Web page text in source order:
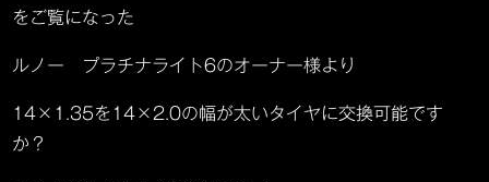
をご覧になった
ルノー プラチナライト6のオーナー様より
14×1.35を14×2.0の幅が太いタイヤに交換可能です
か？